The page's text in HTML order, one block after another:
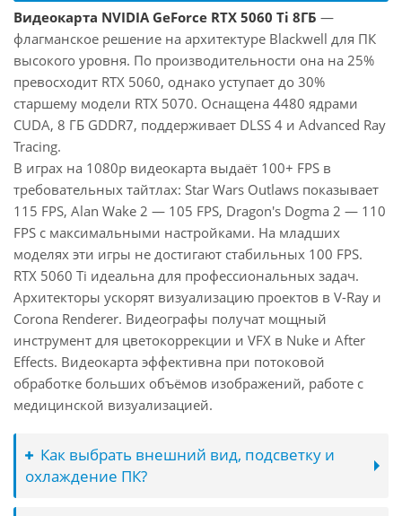
Видеокарта NVIDIA GeForce RTX 5060 Ti 8ГБ —
флагманское решение на архитектуре Blackwell для ПК
высокого уровня. По производительности она на 25%
превосходит RTX 5060, однако уступает до 30%
старшему модели RTX 5070. Оснащена 4480 ядрами
CUDA, 8 ГБ GDDR7, поддерживает DLSS 4 и Advanced Ray
Tracing.
В играх на 1080p видеокарта выдаёт 100+ FPS в
требовательных тайтлах: Star Wars Outlaws показывает
115 FPS, Alan Wake 2 — 105 FPS, Dragon's Dogma 2 — 110
FPS с максимальными настройками. На младших
моделях эти игры не достигают стабильных 100 FPS.
RTX 5060 Ti идеальна для профессиональных задач.
Архитекторы ускорят визуализацию проектов в V-Ray и
Corona Renderer. Видеографы получат мощный
инструмент для цветокоррекции и VFX в Nuke и After
Effects. Видеокарта эффективна при потоковой
обработке больших объёмов изображений, работе с
медицинской визуализацией.
Как выбрать внешний вид, подсветку и
охлаждение ПК?